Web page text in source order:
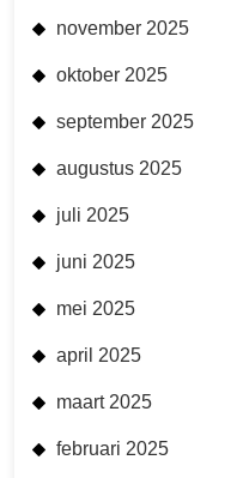
november 2025
oktober 2025
september 2025
augustus 2025
juli 2025
juni 2025
mei 2025
april 2025
maart 2025
februari 2025